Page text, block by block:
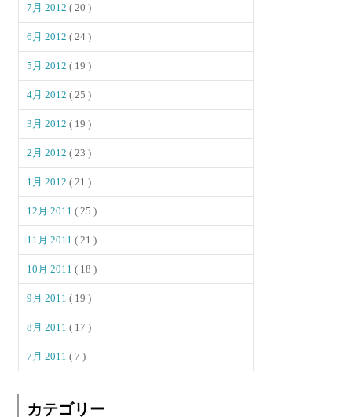
7月 2012( 20 )
6月 2012( 24 )
5月 2012( 19 )
4月 2012( 25 )
3月 2012( 19 )
2月 2012( 23 )
1月 2012( 21 )
12月 2011( 25 )
11月 2011( 21 )
10月 2011( 18 )
9月 2011( 19 )
8月 2011( 17 )
7月 2011( 7 )
カテゴリー